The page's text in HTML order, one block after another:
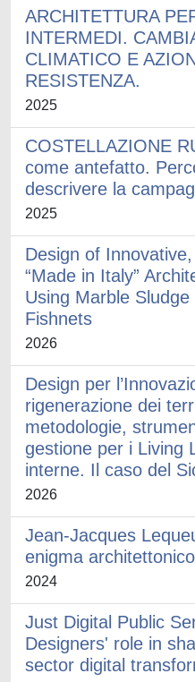
ARCHITETTURA
INTERMEDI.
CLIMATICO E
RESISTENZA.
2025
COSTELLAZIONE
come antefatto.
descrivere la
2025
Design of
“Made in Italy”
Using Marble Sludge
Fishnets
2026
Design per
rigenerazione dei
metodologie,
gestione per i Living
interne. Il caso del
2026
Jean-Jacques
enigma architettonico
2024
Just Digital Public
Designers' role in
sector digital